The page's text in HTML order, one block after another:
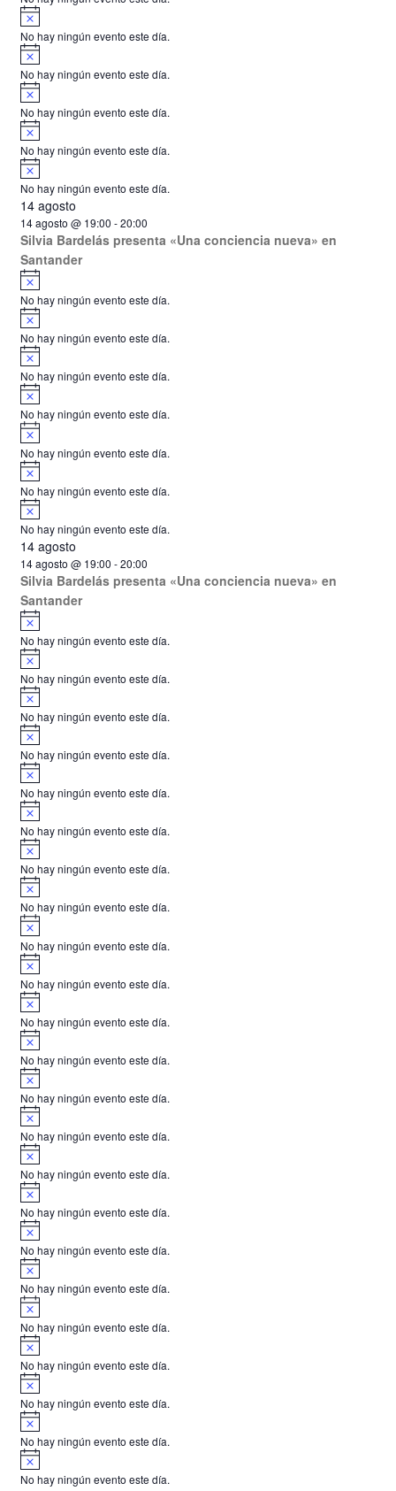
v
e
n
t
o
s
s
o
A
v
i
s
o
No hay ningún evento este día.
A
v
i
s
o
No hay ningún evento este día.
A
v
i
s
o
No hay ningún evento este día.
A
v
i
s
o
No hay ningún evento este día.
A
v
i
s
o
No hay ningún evento este día.
14 agosto
14 agosto @ 19:00 -20:00
Silvia Bardelás presenta «Una conciencia nueva» en
Santander
A
v
i
s
o
No hay ningún evento este día.
A
v
i
s
o
No hay ningún evento este día.
A
v
i
s
o
No hay ningún evento este día.
A
v
i
s
o
No hay ningún evento este día.
A
v
i
s
o
No hay ningún evento este día.
A
v
i
s
o
No hay ningún evento este día.
A
v
i
s
o
No hay ningún evento este día.
14 agosto
14 agosto @ 19:00 -20:00
Silvia Bardelás presenta «Una conciencia nueva» en
Santander
A
v
i
s
o
No hay ningún evento este día.
A
v
i
s
o
No hay ningún evento este día.
A
v
i
s
o
No hay ningún evento este día.
A
v
i
s
o
No hay ningún evento este día.
A
v
i
s
o
No hay ningún evento este día.
A
v
i
s
o
No hay ningún evento este día.
A
v
i
s
o
No hay ningún evento este día.
A
v
i
s
o
No hay ningún evento este día.
A
v
i
s
o
No hay ningún evento este día.
A
v
i
s
o
No hay ningún evento este día.
A
v
i
s
o
No hay ningún evento este día.
A
v
i
s
o
No hay ningún evento este día.
A
v
i
s
o
No hay ningún evento este día.
A
v
i
s
o
No hay ningún evento este día.
A
v
i
s
o
No hay ningún evento este día.
A
v
i
s
o
No hay ningún evento este día.
A
v
i
s
o
No hay ningún evento este día.
A
v
i
s
o
No hay ningún evento este día.
A
v
i
s
o
No hay ningún evento este día.
A
v
i
s
o
No hay ningún evento este día.
A
v
i
s
o
No hay ningún evento este día.
A
v
i
s
o
No hay ningún evento este día.
A
v
i
No hay ningún evento este día.